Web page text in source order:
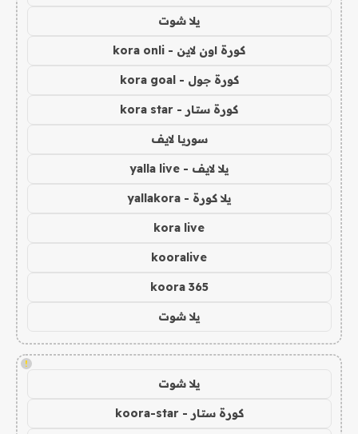
يلا شوت
كورة اون لاين - kora onli
كورة جول - kora goal
كورة ستار - kora star
سوريا لايف
يلا لايف - yalla live
يلا كورة - yallakora
kora live
kooralive
koora 365
يلا شوت
!
يلا شوت
كورة ستار - koora-star